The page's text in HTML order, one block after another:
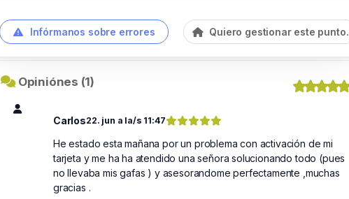
Infórmanos sobre errores Quiero gestionar este punto.
Opiniónes (1)
Carlos22. jun a la/s 11:47
He estado esta mañana por un problema con activación de mi
tarjeta y me ha ha atendido una señora solucionando todo (pues
no llevaba mis gafas ) y asesorandome perfectamente ,muchas
gracias .